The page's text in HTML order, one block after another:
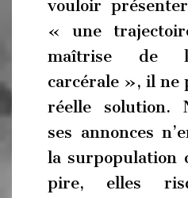
vouloir
« une
maîtrise de
carcérale », il ne
réelle solution.
ses annonces
la surpopulation
pire, elles